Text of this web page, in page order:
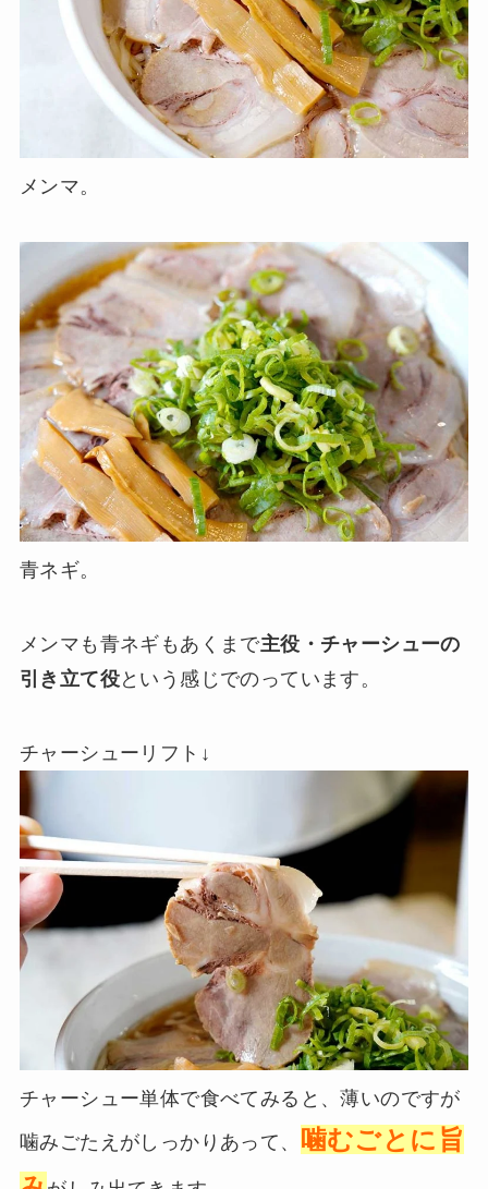
メンマ。
青ネギ。
メンマも青ネギもあくまで主役・チャーシューの
引き立て役という感じでのっています。
チャーシューリフト↓
チャーシュー単体で食べてみると、薄いのですが
噛みごたえがしっかりあって、 噛むごとに旨